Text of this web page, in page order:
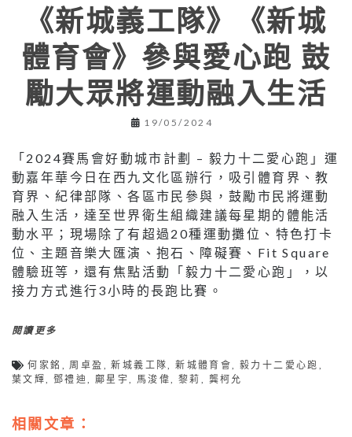
《新城義工隊》《新城
體育會》參與愛心跑 鼓
勵大眾將運動融入生活
19/05/2024
「2024賽馬會好動城市計劃 – 毅力十二愛心跑」運
動嘉年華今日在西九文化區辦行，吸引體育界、教
育界、紀律部隊、各區市民參與，鼓勵市民將運動
融入生活，達至世界衛生組織建議每星期的體能活
動水平；現場除了有超過20種運動攤位、特色打卡
位、主題音樂大匯演、抱石、障礙賽、Fit Square
體驗班等，還有焦點活動「毅力十二愛心跑」，以
接力方式進行3小時的長跑比賽。
閱讀更多
何家銘 ,周卓盈 ,新城義工隊,新城體育會,毅力十二愛心跑 ,
葉文輝,鄧禮迪,鄺星宇, 馬浚偉,黎莉 , 龔柯允
相關文章：